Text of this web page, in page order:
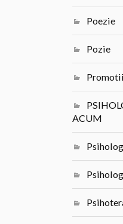
Poezie
Pozie
Promotii
ACUM